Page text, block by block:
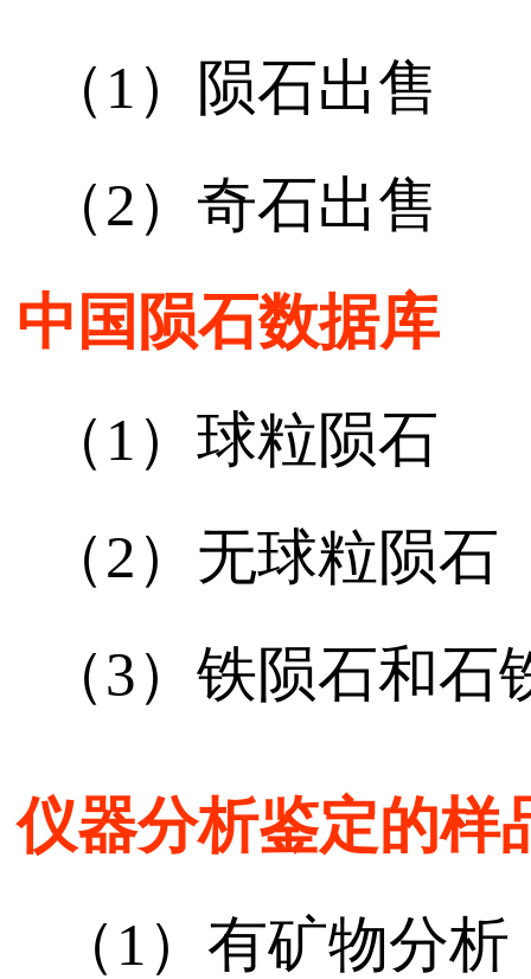
（1）陨石出售
（2）奇石出售
中国陨石数据库
（1）球粒陨石
（2）无球粒陨石
（3）铁陨石和石
仪器分析鉴定的样
（1）有矿物分析